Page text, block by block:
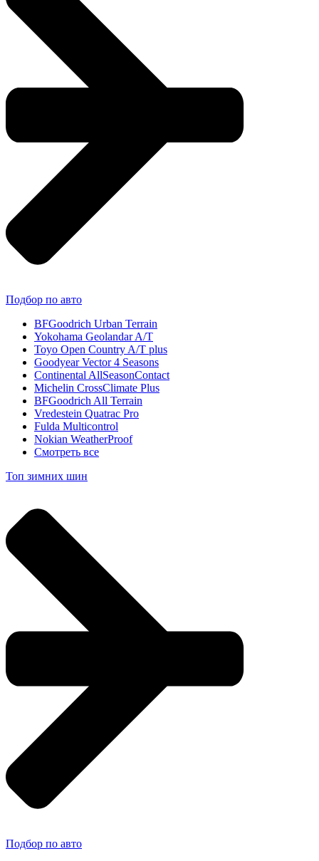
Подбор по авто
BFGoodrich Urban Terrain
Yokohama Geolandar A/T
Toyo Open Country A/T plus
Goodyear Vector 4 Seasons
Continental AllSeasonContact
Michelin CrossClimate Plus
BFGoodrich All Terrain
Vredestein Quatrac Pro
Fulda Multicontrol
Nokian WeatherProof
Смотреть все
Топ зимних шин
Подбор по авто